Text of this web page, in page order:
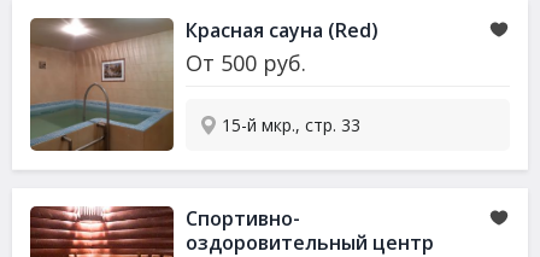
Красная сауна (Red)
От 500 руб.
15-й мкр., стр. 33
Спортивно-
оздоровительный центр